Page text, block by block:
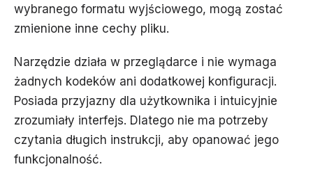
wybranego formatu wyjściowego, mogą zostać
zmienione inne cechy pliku.
Narzędzie działa w przeglądarce i nie wymaga
żadnych kodeków ani dodatkowej konfiguracji.
Posiada przyjazny dla użytkownika i intuicyjnie
zrozumiały interfejs. Dlatego nie ma potrzeby
czytania długich instrukcji, aby opanować jego
funkcjonalność.